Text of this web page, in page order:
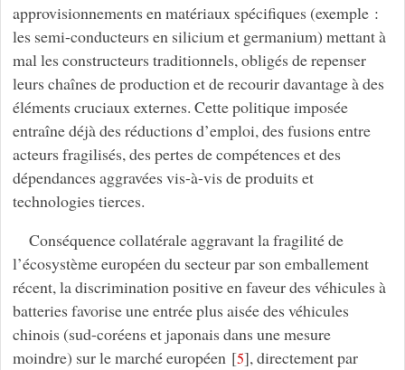
approvisionnements en matériaux spécifiques (exemple :
les semi-conducteurs en silicium et germanium) mettant à
mal les constructeurs traditionnels, obligés de repenser
leurs chaînes de production et de recourir davantage à des
éléments cruciaux externes. Cette politique imposée
entraîne déjà des réductions d’emploi, des fusions entre
acteurs fragilisés, des pertes de compétences et des
dépendances aggravées vis-à-vis de produits et
technologies tierces.
Conséquence collatérale aggravant la fragilité de
l’écosystème européen du secteur par son emballement
récent, la discrimination positive en faveur des véhicules à
batteries favorise une entrée plus aisée des véhicules
chinois (sud-coréens et japonais dans une mesure
moindre) sur le marché européen[5], directement par